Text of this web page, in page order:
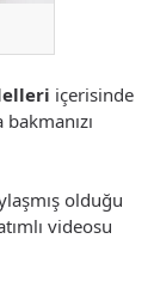
içerisinde
bakmanızı
olduğu
videosu